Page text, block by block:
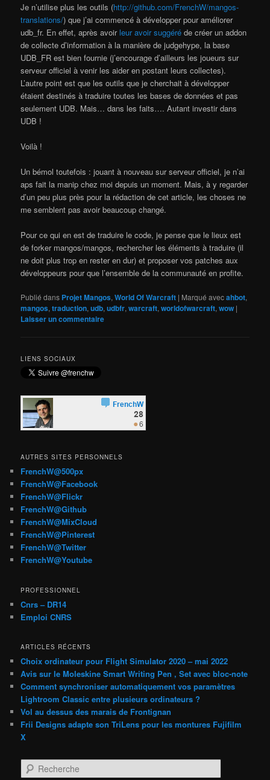
Je n’utilise plus les outils (http://github.com/FrenchW/mangos-
translations/) que j’ai commencé à développer pour améliorer
udb_fr. En effet, après avoirleur avoir suggéré de créer un addon
de collecte d’information à la manière de judgehype, la base
UDB_FR est bien fournie (j’encourage d’ailleurs les joueurs sur
serveur officiel à venir les aider en postant leurs collectes).
L’autre point est que les outils que je cherchait à développer
étaient destinés à traduire toutes les bases de données et pas
seulement UDB. Mais… dans les faits…. Autant investir dans
UDB !
Voilà !
Un bémol toutefois : jouant à nouveau sur serveur officiel, je n’ai
aps fait la manip chez moi depuis un moment. Mais, à y regarder
d’un peu plus près pour la rédaction de cet article, les choses ne
me semblent pas avoir beaucoup changé.
Pour ce qui en est de traduire le code, je pense que le lieux est
de forker mangos/mangos, rechercher les éléments à traduire (il
ne doit plus trop en rester en dur) et proposer vos patches aux
développeurs pour que l’ensemble de la communauté en profite.
Publié dans Projet Mangos,World Of Warcraft | Marqué avecahbot,
mangos,traduction,udb,udbfr,warcraft,worldofwarcraft,wow |
Laisser un commentaire
LIENS SOCIAUX
AUTRES SITES PERSONNELS
FrenchW@500px
FrenchW@Facebook
FrenchW@Flickr
FrenchW@Github
FrenchW@MixCloud
FrenchW@Pinterest
FrenchW@Twitter
FrenchW@Youtube
PROFESSIONNEL
Cnrs – DR14
Emploi CNRS
ARTICLES RÉCENTS
Choix ordinateur pour Flight Simulator 2020 – mai 2022
Avis sur le Moleskine Smart Writing Pen , Set avec bloc-note
Comment synchroniser automatiquement vos paramètres
Lightroom Classic entre plusieurs ordinateurs ?
Vol au dessus des marais de Frontignan
Frii Designs adapte son TriLens pour les montures Fujifilm
X
e